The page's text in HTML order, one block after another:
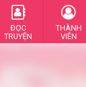
ĐỌC
TRUYỆN
THÀNH
VIÊN